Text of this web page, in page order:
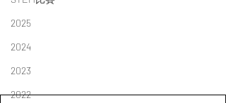
2025
2024
2023
2022